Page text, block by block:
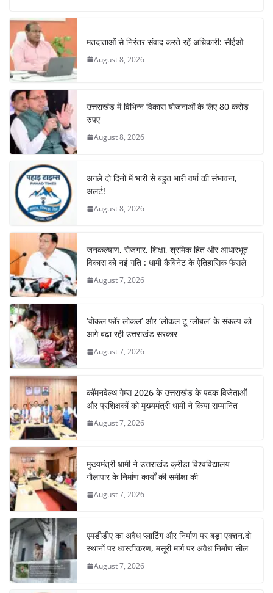
b
o
o
k
A
p
p
m n
मतदाताओं से निरंतर संवाद करते रहें अधिकारी: सीईओ
August 8, 2026
उत्तराखंड में विभिन्न विकास योजनाओं के लिए 80 करोड़
रुपए
August 8, 2026
अगले दो दिनों में भारी से बहुत भारी वर्षा की संभावना,
अलर्ट!
August 8, 2026
जनकल्याण, रोजगार, शिक्षा, श्रमिक हित और आधारभूत
विकास को नई गति : धामी कैबिनेट के ऐतिहासिक फैसले
August 7, 2026
‘वोकल फॉर लोकल’ और ‘लोकल टू ग्लोबल’ के संकल्प को
आगे बढ़ा रही उत्तराखंड सरकार
August 7, 2026
कॉमनवेल्थ गेम्स 2026 के उत्तराखंड के पदक विजेताओं
और प्रशिक्षकों को मुख्यमंत्री धामी ने किया सम्मानित
August 7, 2026
मुख्यमंत्री धामी ने उत्तराखंड क्रीड़ा विश्वविद्यालय
गौलापार के निर्माण कार्यों की समीक्षा की
August 7, 2026
एमडीडीए का अवैध प्लाटिंग और निर्माण पर बड़ा एक्शन,दो
स्थानों पर ध्वस्तीकरण, मसूरी मार्ग पर अवैध निर्माण सील
August 7, 2026